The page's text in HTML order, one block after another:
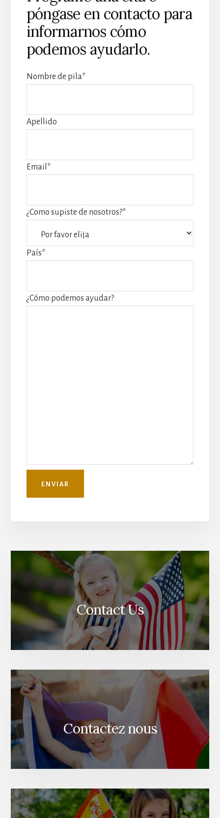
póngase en contacto para
informarnos cómo
podemos ayudarlo.
Nombre de pila*
Apellido
Email *
¿Como supiste de nosotros?*
País*
¿Cómo podemos ayudar?
Contact Us
Contactez nous